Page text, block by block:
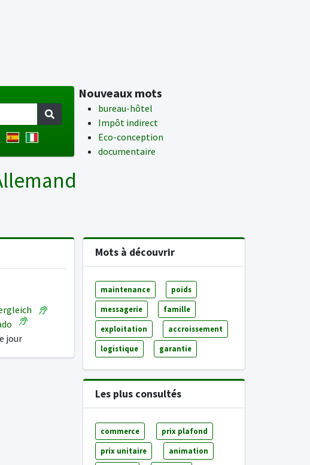
Nouveaux mots
bureau-hôtel
Impôt indirect
Eco-conception
documentaire
jour
Mots à découvrir
maintenance poids
messagerie famille
exploitation accroissement
logistique garantie
Les plus consultés
commerce prix plafond
prix unitaire animation